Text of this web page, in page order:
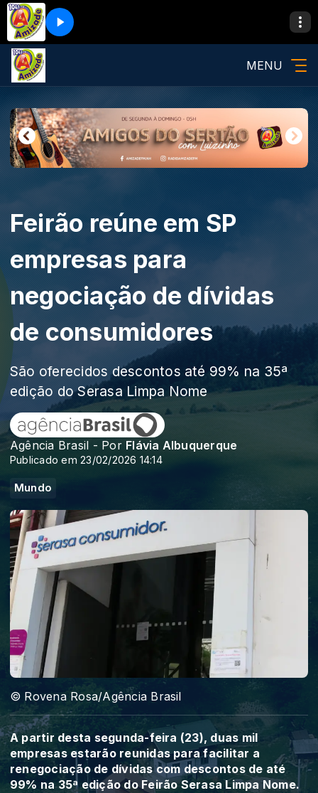
MENU
Feirão reúne em SP
empresas para
negociação de dívidas
de consumidores
São oferecidos descontos até 99% na 35ª
edição do Serasa Limpa Nome
Agência Brasil - Por Flávia Albuquerque
Publicado em 23/02/2026 14:14
Mundo
© Rovena Rosa/Agência Brasil
A partir desta segunda-feira (23), duas mil
empresas estarão reunidas para facilitar a
renegociação de dívidas com descontos de até
99% na 35ª edição do Feirão Serasa Limpa Nome.